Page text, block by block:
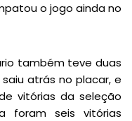
o jogo ainda no
também teve duas
atrás no placar, e
vitórias da seleção
foram seis vitórias